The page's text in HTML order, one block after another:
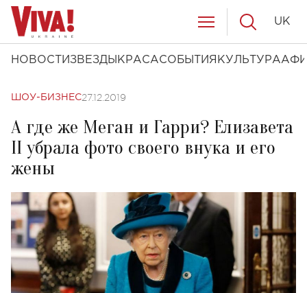
НОВОСТИ ЗВЕЗДЫ КРАСАСОБЫТИЯ КУЛЬТУРА
UK
ШОУ-БИЗНЕС27.12.2019
А где же Меган и Гарри? Елизавета
II убрала фото своего внука и его
жены